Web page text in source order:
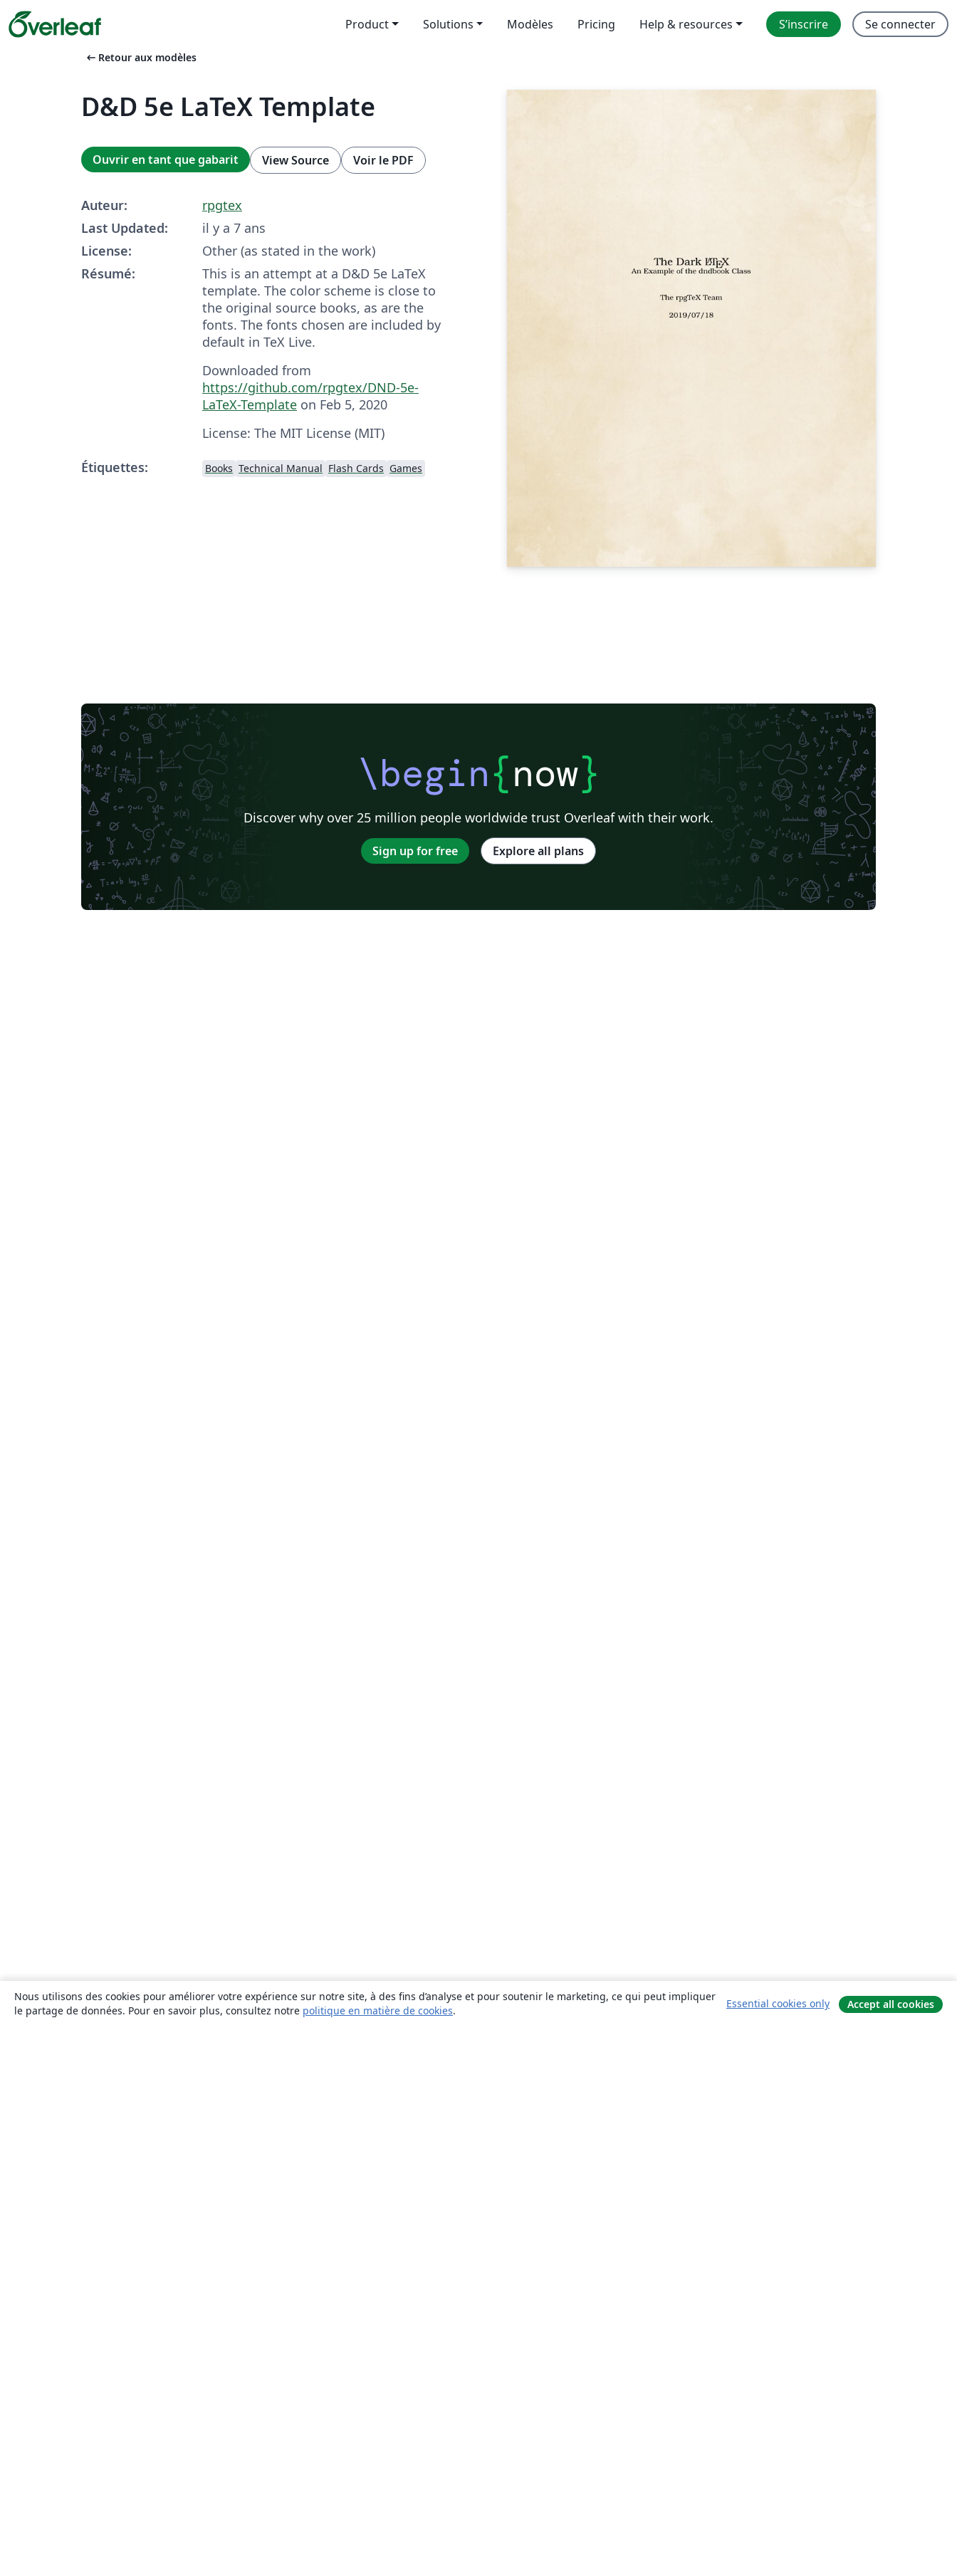
Product Solutions Modèles Pricing Help & resources S’inscrire Se connecter
arrow_left_alt Retour aux modèles
D&D 5e LaTeX Template
Ouvrir en tant que gabarit View Source Voir le PDF
Auteur:
rpgtex
Last Updated:
il y a 7 ans
License:
Other (as stated in the work)
Résumé:
This is an attempt at a D&D 5e LaTeX
template. The color scheme is close to
the original source books, as are the
fonts. The fonts chosen are included by
default in TeX Live.
Downloaded from
https://github.com/rpgtex/DND-5e-
LaTeX-Template on Feb 5, 2020
License: The MIT License (MIT)
Étiquettes:
Books Technical Manual Flash Cards Games
\begin{now}
Discover why over 25 million people worldwide trust Overleaf with their work.
Sign up for free Explore all plans
Nous utilisons des cookies pour améliorer votre expérience sur notre site, à des fins d’analyse et pour soutenir le marketing, ce qui peut impliquer
le partage de données. Pour en savoir plus, consultez notre politique en matière de cookies.
Essential cookies only Accept all cookies